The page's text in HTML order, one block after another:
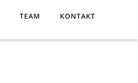
TEAM KONTAKT